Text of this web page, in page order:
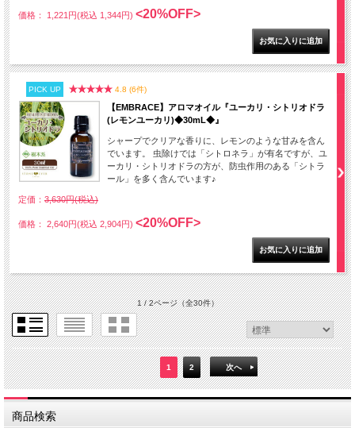
価格： 1,221円(税込 1,344円) <20%OFF>
PICK UP 4.8 (6件)
【EMBRACE】アロマオイル『ユーカリ・シトリオドラ
(レモンユーカリ)◆30mL◆』
シャープでクリアな香りに、レモンのような甘みを含ん
でいます。 虫除けでは「シトロネラ」が有名ですが、ユ
ーカリ・シトリオドラの方が、防虫作用のある「シトラ
ール」を多く含んでいます♪
定価： 3,630円(税込)
価格： 2,640円(税込 2,904円) <20%OFF>
1 / 2ページ（全30件）
1 2 次へ
商品検索